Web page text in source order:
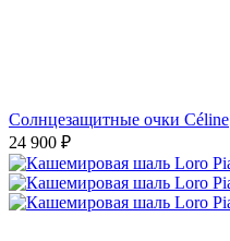
Солнцезащитные очки Céline
24 900 ₽